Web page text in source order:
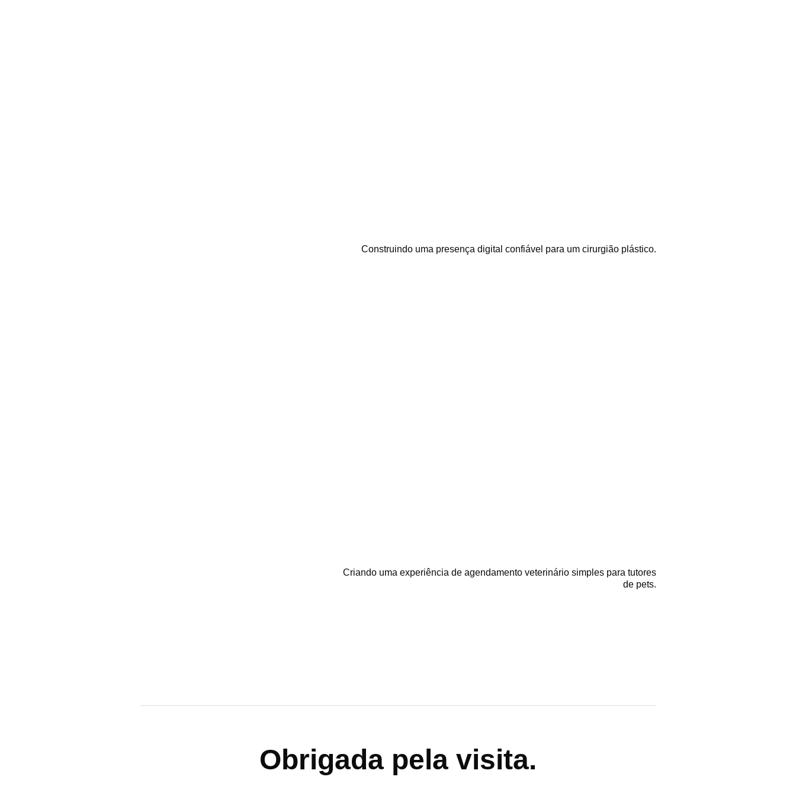
Construindo uma presença digital confiável para um cirurgião plástico.
Criando uma experiência de agendamento veterinário simples para tutores
de pets.
Obrigada pela visita.